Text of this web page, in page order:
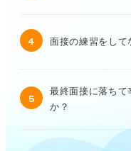
4 面接の練習をして
5
最終面接に落ちて
か？